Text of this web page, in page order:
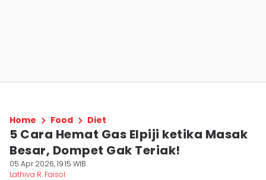
Home Food Diet
5 Cara Hemat Gas Elpiji ketika Masak
Besar, Dompet Gak Teriak!
05 Apr 2026, 19:15 WIB
Lathiva R. Faisol